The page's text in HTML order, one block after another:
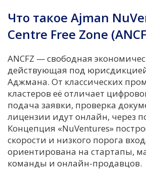
Что такое Ajman
Centre Free Zone
ANCFZ — свободная
действующая под
Аджмана. От классических
кластеров её отличает
подача заявки, проверка
лицензии идут онлайн, через
Концепция «NuVentures»
скорости и низкого порога
ориентирована на стартапы,
команды и онлайн-продавцов.